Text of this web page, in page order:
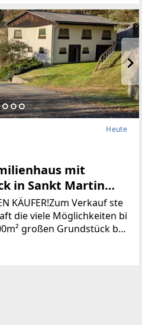
Heute
mit
in Sankt Martin
KÄUFER!Zum Verkauf ste
die viele Möglichkeiten bi
großen Grundstück be
bestehend aus derzeit
einem großen zweist